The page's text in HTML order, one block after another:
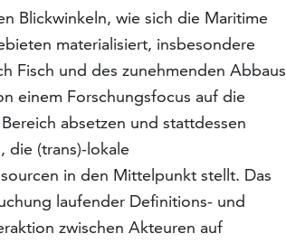
Blickwinkeln, wie sich die Maritime
materialisiert, insbesondere
Fisch und des zunehmenden Abbaus
einem Forschungsfocus auf die
absetzen und stattdessen
die (trans)-lokale
in den Mittelpunkt stellt. Das
laufender Definitions- und
zwischen Akteuren auf